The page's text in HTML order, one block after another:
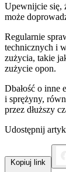
Upewnijcie się,
może
Regularnie
technicznych i
zużycia, takie
zużycie opon.
Dbałość o inne
i sprężyny,
przez dłuższy
Udostępnij